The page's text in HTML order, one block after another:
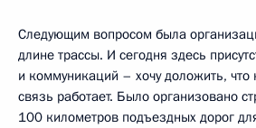
Следующим вопросом была
длине трассы. И сегодня здесь
и коммуникаций – хочу доложить,
связь работает. Было организовано
100 километров подъездных дорог